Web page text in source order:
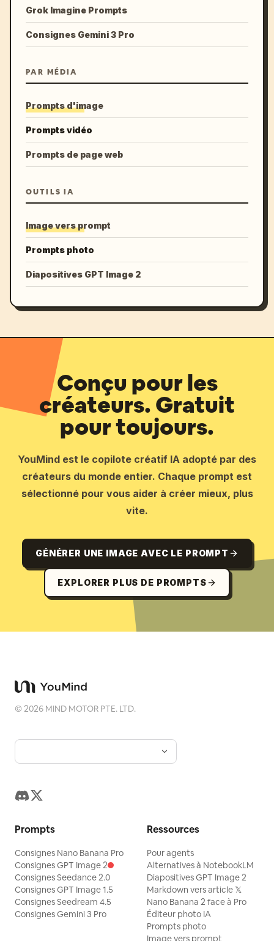
Grok Imagine Prompts
Consignes Gemini 3 Pro
PAR MÉDIA
Prompts d'image
Prompts vidéo
Prompts de page web
OUTILS IA
Image vers prompt
Prompts photo
Diapositives GPT Image 2
Conçu pour les
créateurs. Gratuit
pour toujours.
YouMind est le copilote créatif IA adopté par des
créateurs du monde entier. Chaque prompt est
sélectionné pour vous aider à créer mieux, plus
vite.
GÉNÉRER UNE IMAGE AVEC LE PROMPT
EXPLORER PLUS DE PROMPTS
©2026 MIND MOTOR PTE. LTD.
Prompts
Consignes Nano Banana Pro
Consignes GPT Image 2
Consignes Seedance 2.0
Consignes GPT Image 1.5
Consignes Seedream 4.5
Consignes Gemini 3 Pro
Ressources
Pour agents
Alternatives à NotebookLM
Diapositives GPT Image 2
Markdown vers article 𝕏
Nano Banana 2 face à Pro
Éditeur photo IA
Prompts photo
Image vers prompt